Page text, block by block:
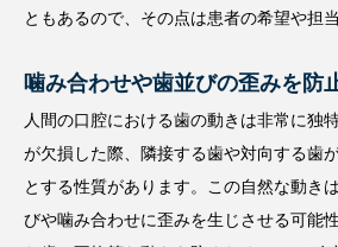
ともあるので、その点は患者の希望や担
噛み合わせや歯並びの歪みを防
人間の口腔における歯の動きは非常に独
が欠損した際、隣接する歯や対向する歯
とする性質があります。この自然な動き
びや噛み合わせに歪みを生じさせる可能